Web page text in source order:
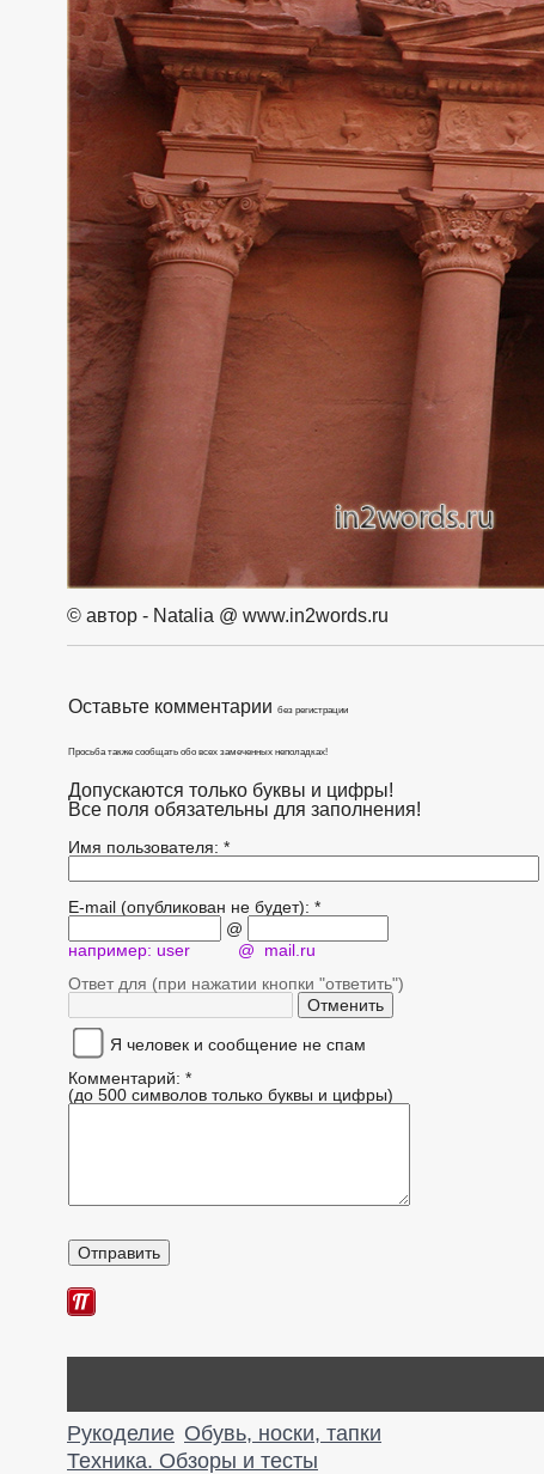
© автор - Natalia @ www.in2words.ru
Оставьте комментарии без регистрации
Просьба также сообщать обо всех замеченных неполадках!
Допускаются только буквы и цифры!
Все поля обязательны для заполнения!
Имя пользователя: *
E-mail (опубликован не будет): *
@
например: user @ mail.ru
Ответ для (при нажатии кнопки "ответить")
Я человек и сообщение не спам
Комментарий: *
(до 500 символов только буквы и цифры)
Рукоделие Обувь, носки, тапки
Техника. Обзоры и тесты